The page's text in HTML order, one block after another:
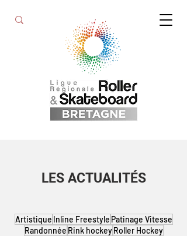
LES ACTUALITÉS
Artistique Inline Freestyle Patinage Vitesse
Randonnée Rink hockey Roller Hockey